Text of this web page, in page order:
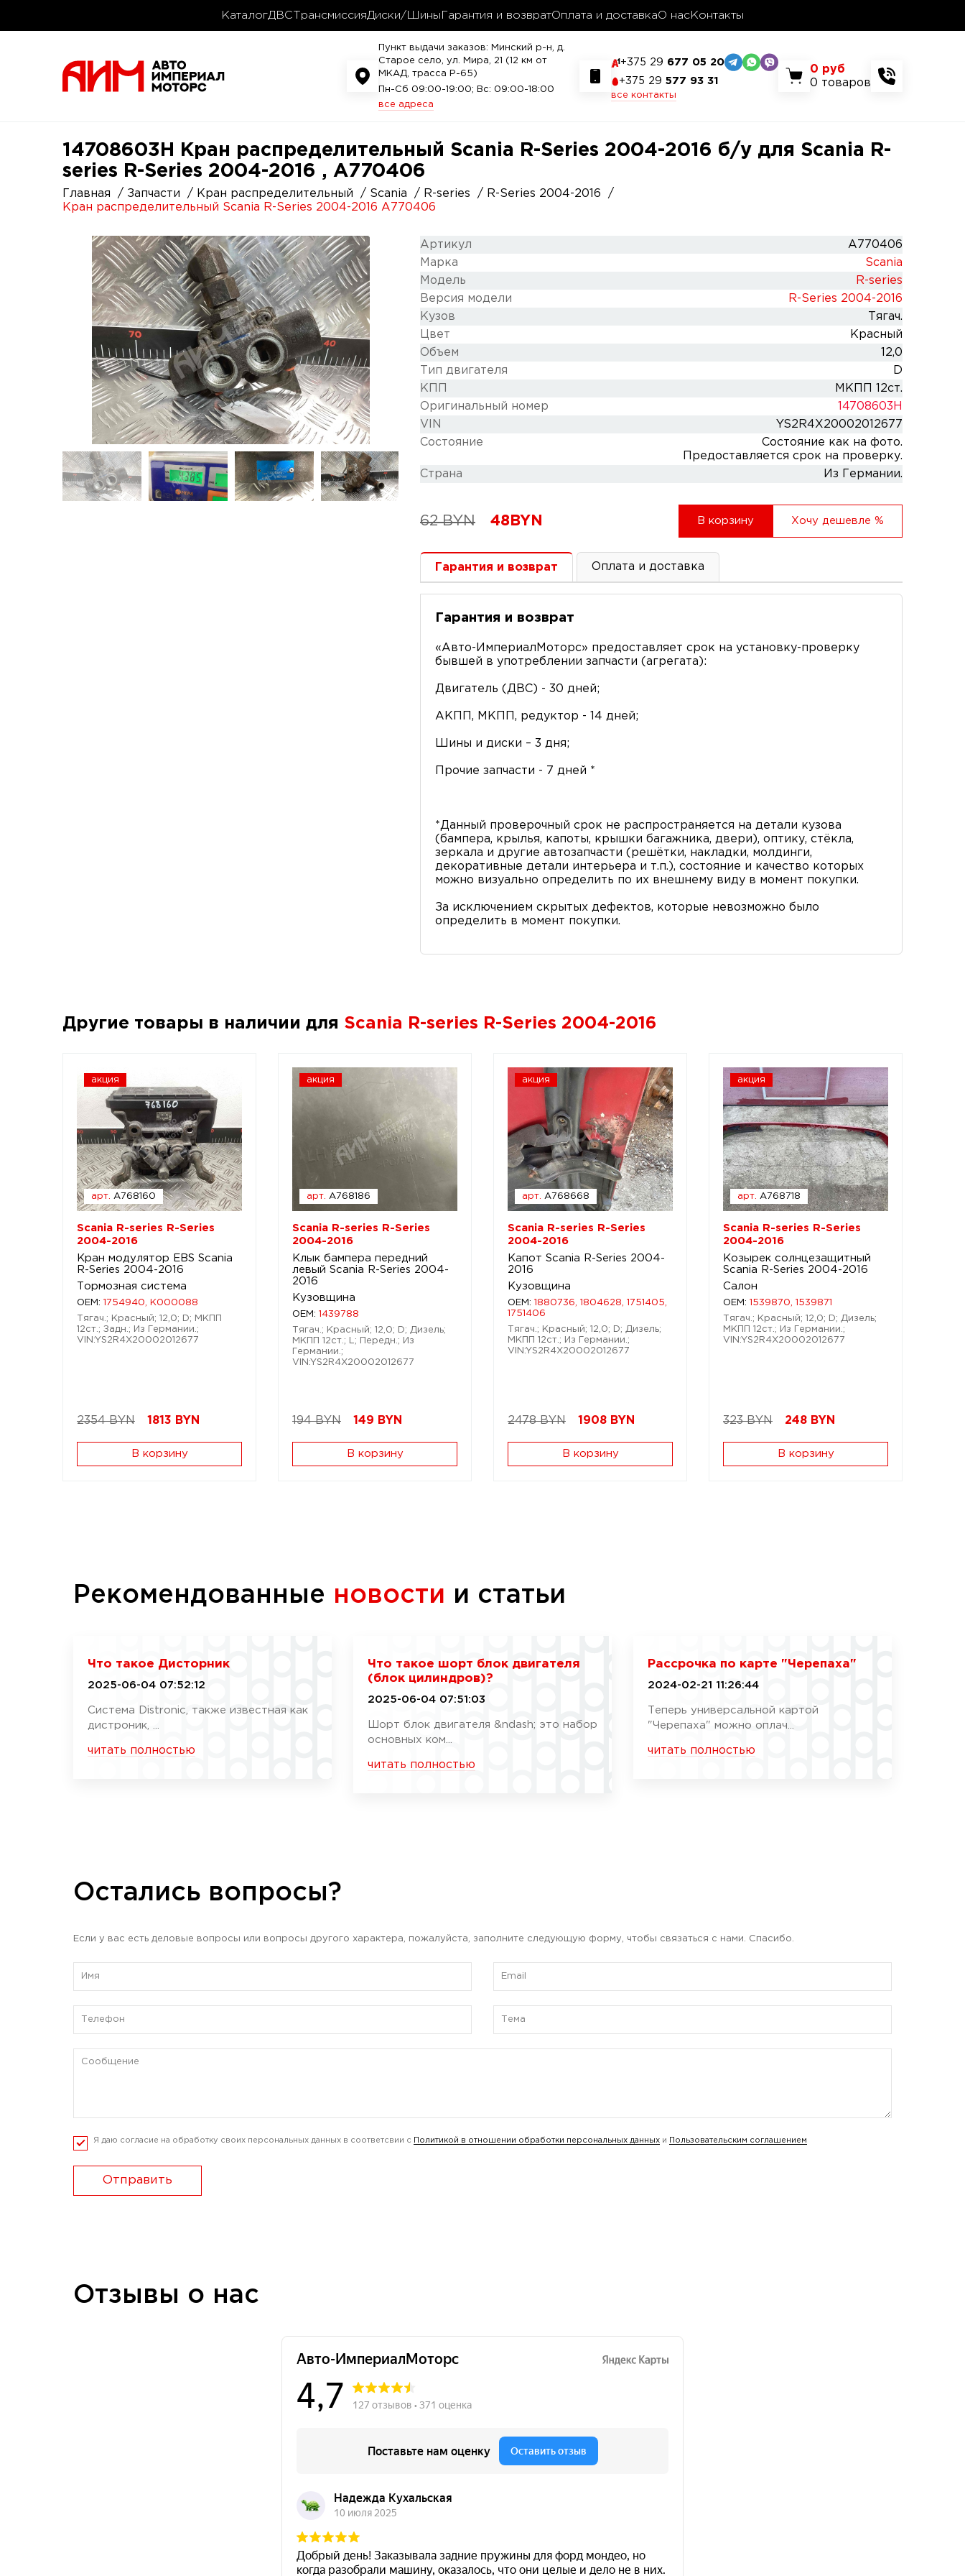
КаталогДВС ТрансмиссияДиски/Шины Гарантия и возвратОплата и доставкаО нас Контакты
Пункт выдачи заказов: Минский р-н, д.
Старое село, ул. Мира, 21 (12 км от
МКАД, трасса P-65)
Пн-Сб 09:00-19:00; Вс: 09:00-18:00
все адреса
+375 29 677 05 20
+375 29 577 93 31
все контакты
0 руб
0 товаров
14708603H Кран распределительный Scania R-Series 2004-2016 б/у для Scania R-
series R-Series 2004-2016 , A770406
Главная Запчасти Кран распределительный Scania R-series
R-Series 2004-2016
Кран распределительный Scania R-Series 2004-2016 A770406
Артикул
A770406
Марка
Scania
Модель
R-series
Версия модели
R-Series 2004-2016
Кузов
Тягач.
Цвет
Красный
Объем
12,0
Тип двигателя
D
КПП
МКПП 12ст.
Оригинальный номер
14708603H
VIN
YS2R4X20002012677
Состояние
Состояние как на фото.
Предоставляется срок на проверку.
Cтрана
Из Германии.
62BYN 48 BYN В корзину Хочу дешевле %
Гарантия и возврат Оплата и доставка
Гарантия и возврат
«Авто-ИмпериалМоторс» предоставляет срок на установку-проверку
бывшей в употреблении запчасти (агрегата):
Двигатель (ДВС) - 30 дней;
АКПП, МКПП, редуктор - 14 дней;
Шины и диски – 3 дня;
Прочие запчасти - 7 дней *
*Данный проверочный срок не распространяется на детали кузова
(бампера, крылья, капоты, крышки багажника, двери), оптику, стёкла,
зеркала и другие автозапчасти (решётки, накладки, молдинги,
декоративные детали интерьера и т.п.), состояние и качество которых
можно визуально определить по их внешнему виду в момент покупки.
За исключением скрытых дефектов, которые невозможно было
определить в момент покупки.
Другие товары в наличии для Scania R-series R-Series 2004-2016
акция
арт. A768160
Scania R-series R-Series
2004-2016
Кран модулятор EBS Scania
R-Series 2004-2016
Тормозная система
OEM: 1754940, K000088
Тягач.; Красный; 12,0; D; МКПП
12ст.; Задн.; Из Германии.;
VIN:YS2R4X20002012677
2354 BYN 1813 BYN
В корзину
акция
арт. A768186
Scania R-series R-Series
2004-2016
Клык бампера передний
левый Scania R-Series 2004-
2016
Кузовщина
OEM: 1439788
Тягач.; Красный; 12,0; D; Дизель;
МКПП 12ст.; L; Передн.; Из
Германии.;
VIN:YS2R4X20002012677
194 BYN 149 BYN
В корзину
акция
арт. A768668
Scania R-series R-Series
2004-2016
Капот Scania R-Series 2004-
2016
Кузовщина
OEM: 1880736, 1804628, 1751405,
1751406
Тягач.; Красный; 12,0; D; Дизель;
МКПП 12ст.; Из Германии.;
VIN:YS2R4X20002012677
2478 BYN 1908 BYN
В корзину
акция
арт. A768718
Scania R-series R-Series
2004-2016
Козырек солнцезащитный
Scania R-Series 2004-2016
Салон
OEM: 1539870, 1539871
Тягач.; Красный; 12,0; D; Дизель;
МКПП 12ст.; Из Германии.;
VIN:YS2R4X20002012677
323 BYN 248 BYN
В корзину
Рекомендованные новости и статьи
Что такое Дисторник
2025-06-04 07:52:12
Система Distronic, также известная как
дистроник, ...
читать полностью
Что такое шорт блок двигателя
(блок цилиндров)?
2025-06-04 07:51:03
Шорт блок двигателя &ndash; это набор
основных ком...
читать полностью
Рассрочка по карте "Черепаха"
2024-02-21 11:26:44
Теперь универсальной картой
"Черепаха" можно оплач...
читать полностью
Остались вопросы?
Если у вас есть деловые вопросы или вопросы другого характера, пожалуйста, заполните следующую форму, чтобы связаться с нами. Спасибо.
Я даю согласие на обработку своих персональных данных в соответсвии с Политикой в отношении обработки персональных данных и Пользовательским соглашением
Отправить
Отзывы о нас